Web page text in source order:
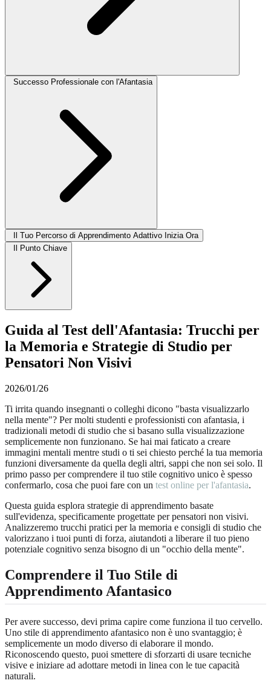
Successo Professionale con l'Afantasia
Il Tuo Percorso di Apprendimento Adattivo Inizia Ora
Il Punto Chiave
Guida al Test dell'Afantasia: Trucchi per
la Memoria e Strategie di Studio per
Pensatori Non Visivi
2026/01/26
Ti irrita quando insegnanti o colleghi dicono "basta visualizzarlo
nella mente"? Per molti studenti e professionisti con afantasia, i
tradizionali metodi di studio che si basano sulla visualizzazione
semplicemente non funzionano. Se hai mai faticato a creare
immagini mentali mentre studi o ti sei chiesto perché la tua memoria
funzioni diversamente da quella degli altri, sappi che non sei solo. Il
primo passo per comprendere il tuo stile cognitivo unico è spesso
confermarlo, cosa che puoi fare con un test online per l'afantasia.
Questa guida esplora strategie di apprendimento basate
sull'evidenza, specificamente progettate per pensatori non visivi.
Analizzeremo trucchi pratici per la memoria e consigli di studio che
valorizzano i tuoi punti di forza, aiutandoti a liberare il tuo pieno
potenziale cognitivo senza bisogno di un "occhio della mente".
Comprendere il Tuo Stile di
Apprendimento Afantasico
Per avere successo, devi prima capire come funziona il tuo cervello.
Uno stile di apprendimento afantasico non è uno svantaggio; è
semplicemente un modo diverso di elaborare il mondo.
Riconoscendo questo, puoi smettere di sforzarti di usare tecniche
visive e iniziare ad adottare metodi in linea con le tue capacità
naturali.